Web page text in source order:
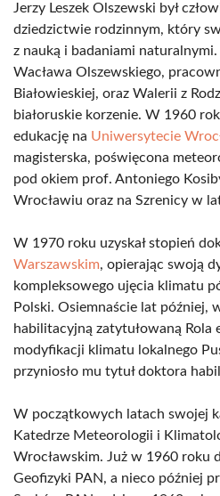
Jerzy Leszek Olszewski był
dziedzictwie rodzinnym, który
z nauką i badaniami naturalnymi.
Wacława Olszewskiego,
Białowieskiej, oraz Walerii z
białoruskie korzenie. W 1960
edukację na Uniwersytecie
magisterska, poświęcona
pod okiem prof. Antoniego
Wrocławiu oraz na Szrenicy w
W 1970 roku uzyskał stopień
Warszawskim, opierając swoją
kompleksowego ujęcia klimatu
Polski. Osiemnaście lat później,
habilitacyjną zatytułowaną Rola
modyfikacji klimatu lokalnego
przyniosło mu tytuł doktora
W początkowych latach swojej
Katedrze Meteorologii i
Wrocławskim. Już w 1960 roku
Geofizyki PAN, a nieco później